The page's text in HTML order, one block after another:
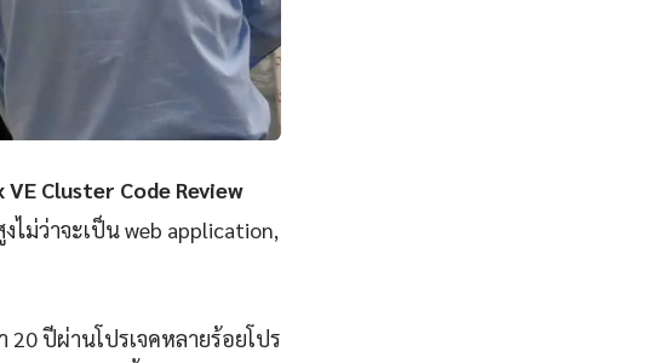
VE Cluster Code Review
ม่ว่าจะเป็น web application,
ปีผ่านโปรเจคหลายร้อยโปร